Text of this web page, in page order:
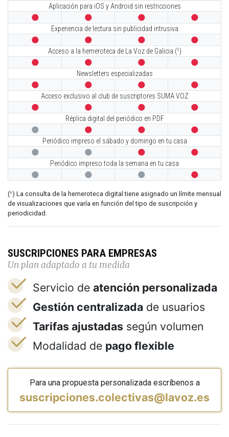
Aplicación para iOS y Android sin restricciones
   
Experiencia de lectura sin publicidad intrusiva
   
Acceso a la hemeroteca de La Voz de Galicia (¹)
   
Newsletters especializadas
   
Acceso exclusivo al club de suscriptores SUMA VOZ
   
Réplica digital del periódico en PDF
   
Periódico impreso el sábado y domingo en tu casa
   
Periódico impreso toda la semana en tu casa
   
(¹) La consulta de la hemeroteca digital tiene asignado un límite mensual
de visualizaciones que varía en función del tipo de suscripción y
periodicidad.
SUSCRIPCIONES PARA EMPRESAS
Un plan adaptado a tu medida
Servicio de atención personalizada
Gestión centralizada de usuarios
Tarifas ajustadas según volumen
Modalidad de pago flexible
Para una propuesta personalizada escríbenos a
suscripciones.colectivas@lavoz.es